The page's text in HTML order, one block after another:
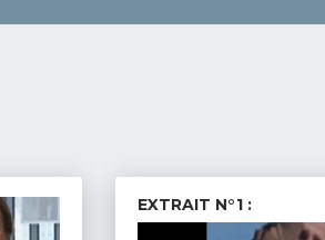
EXTRAIT N°1 :